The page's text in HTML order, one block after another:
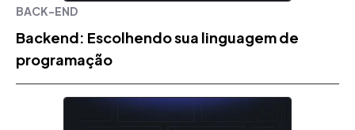
BACK-END
Backend: Escolhendo sua linguagem de
programação